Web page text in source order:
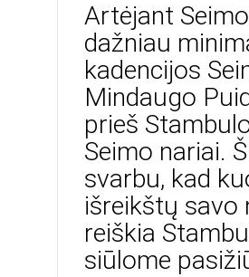
Artėjant
dažniau
kadencijos
Mindaugo
prieš
Seimo nariai.
svarbu, kad
išreikštų savo
reiškia
siūlome